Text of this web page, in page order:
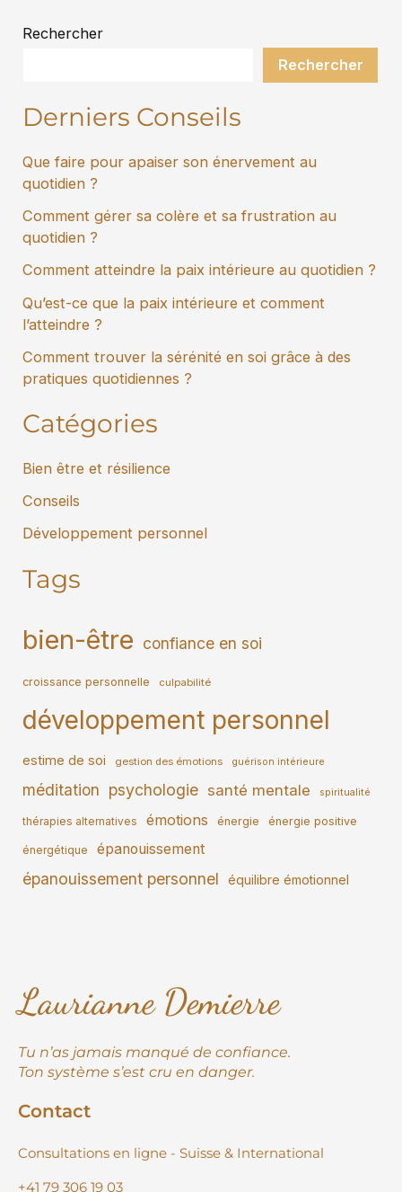
Rechercher
Rechercher
Derniers Conseils
Que faire pour apaiser son énervement au
quotidien ?
Comment gérer sa colère et sa frustration au
quotidien ?
Comment atteindre la paix intérieure au quotidien ?
Qu’est-ce que la paix intérieure et comment
l’atteindre ?
Comment trouver la sérénité en soi grâce à des
pratiques quotidiennes ?
Catégories
Bien être et résilience
Conseils
Développement personnel
Tags
bien-être confiance en soi
croissance personnelle culpabilité
développement personnel
estime de soi gestion des émotions guérison intérieure
méditation psychologie santé mentale spiritualité
thérapies alternatives émotions énergie énergie positive
énergétique épanouissement
épanouissement personnel équilibre émotionnel
Laurianne Demierre
Tu n’as jamais manqué de confiance.
Ton système s’est cru en danger.
Contact
Consultations en ligne - Suisse & International
+41 79 306 19 03